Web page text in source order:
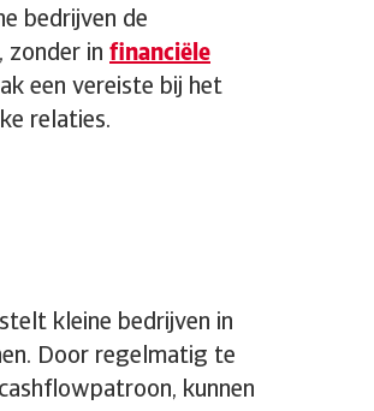
bedrijven de
zonder in financiële
een vereiste bij het
relaties.
kleine bedrijven in
Door regelmatig te
kunnen